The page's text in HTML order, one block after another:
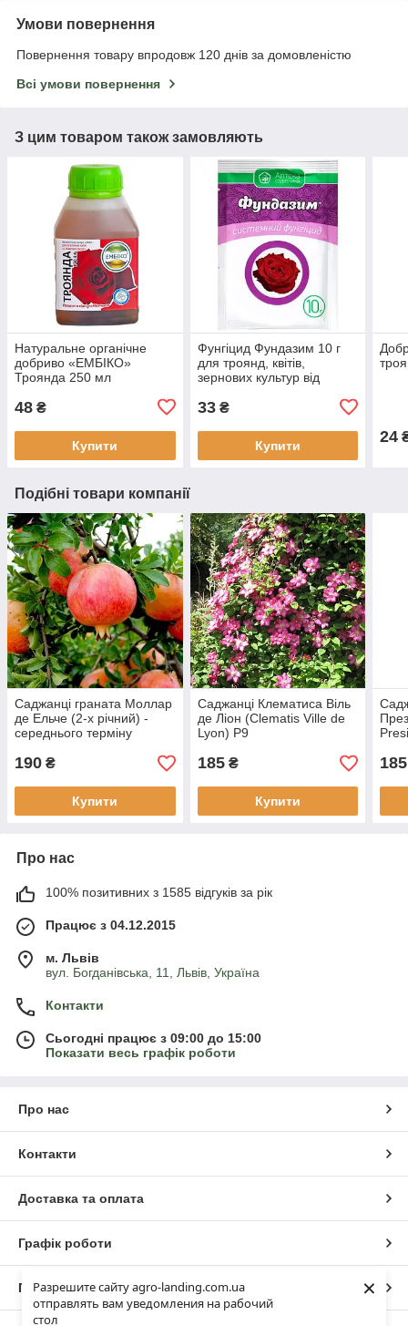
Разрешите сайту agro-landing.com.ua
отправлять вам уведомления на рабочий
стол
×
Умови повернення
Повернення товару впродовж 120 днів за домовленістю
Всі умови повернення
З цим товаром також замовляють
Натуральне органічне
добриво «ЕМБІКО»
Троянда 250 мл
48 ₴
Купити
Фунгіцид Фундазим 10 г
для троянд, квітів,
зернових культур від
33₴
Купити 24
Подібні товари компанії
Саджанці граната Моллар
де Ельче (2-х річний) -
середнього терміну
великоплідний
190 ₴
Купити
Саджанці Клематиса Віль
де Ліон (Clematis Ville de
Lyon) Р9
185₴
Купити
185
Про нас
100% позитивних з 1585 відгуків за рік
Працює з 04.12.2015
м. Львів
вул. Богданівська, 11, Львів, Україна
Контакти
Сьогодні працює з 09:00 до 15:00
Показати весь графік роботи
Про нас
Контакти
Доставка та оплата
Графік роботи
Повна версія сайту